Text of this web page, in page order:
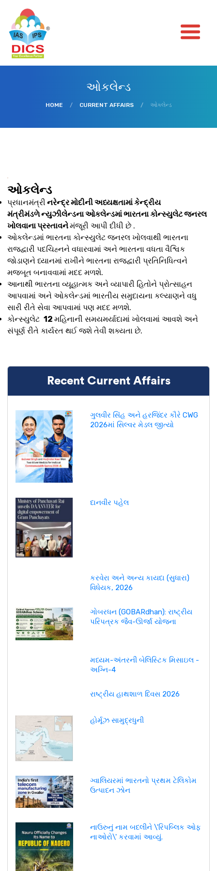
ઓકલેન્ડ
HOME / CURRENT AFFAIRS / ઓકલેન્ડ
ઓકલેન્ડ
પ્રધાનમંત્રી નરેન્દ્ર મોદીની અધ્યક્ષતામાં કેન્દ્રીય
મંત્રીમંડળે ન્યુઝીલેન્ડના ઓકલેન્ડમાં ભારતના કોન્સ્યુલેટ જનરલ
ખોલવાના પ્રસ્તાવનેમંજૂરી આપી દીધી છે .
ઓકલેન્ડમાં ભારતના કોન્સ્યુલેટ જનરલ ખોલવાથી ભારતના
રાજદ્વારી પદચિહ્નને વધારવામાં અને ભારતના વધતા વૈશ્વિક
જોડાણને ધ્યાનમાં રાખીને ભારતના રાજદ્વારી પ્રતિનિધિત્વને
મજબૂત બનાવવામાં મદદ મળશે.
આનાથી ભારતના વ્યૂહાત્મક અને વ્યાપારી હિતોને પ્રોત્સાહન
આપવામાં અને ઓકલેન્ડમાં ભારતીય સમુદાયના કલ્યાણને વધુ
સારી રીતે સેવા આપવામાં પણ મદદ મળશે.
કોન્સ્યુલેટ 12 મહિનાની સમયમર્યાદામાં ખોલવામાં આવશે અને
સંપૂર્ણ રીતે કાર્યરત થઈ જશે તેવી શક્યતા છે.
Recent Current Affairs
ગુલવીર સિંહ અને હરજિંદર કૌરે CWG
2026માં સિલ્વર મેડલ જીત્યો
દાનવીર પહેલ
કરવેરા અને અન્ય કાયદા (સુધારા)
વિધેયક, 2026
ગોબરધન (GOBARdhan): રાષ્ટ્રીય
પરિપત્રક જૈવ-ઊર્જા યોજના
મધ્યમ-અંતરની બેલિસ્ટિક મિસાઇલ -
અગ્નિ-4
રાષ્ટ્રીય હાથશાળ દિવસ 2026
હોર્મૂઝ સામુદ્રધુની
ગ્વાલિયરમાં ભારતનો પ્રથમ ટેલિકોમ
ઉત્પાદન ઝોન
નાઉરુનું નામ બદલીને \'રિપબ્લિક ઓફ
નાઓરો\' કરવામાં આવ્યું.